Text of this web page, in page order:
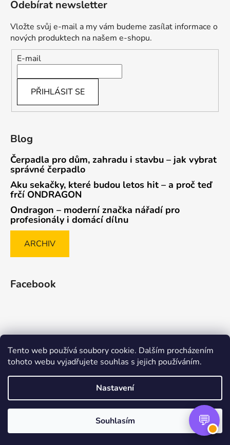
Tento web používá soubory cookie. Dalším procházením
tohoto webu vyjadřujete souhlas s jejich používáním.
Nastavení
Souhlasím
Odebírat newsletter
Vložte svůj e-mail a my vám budeme zasílat informace o
nových produktech na našem e-shopu.
E-mail
PŘIHLÁSIT SE
Blog
Čerpadla pro dům, zahradu i stavbu – jak vybrat
správné čerpadlo
Aku sekačky, které budou letos hit – a proč teď
frčí ONDRAGON
Ondragon – moderní značka nářadí pro
profesionály i domácí dílnu
ARCHIV
Facebook
Způsob ověřování recenzí
Vytvořil Shoptet Premium
nasenaradi.cz
. Všechna práva
vyhrazena.